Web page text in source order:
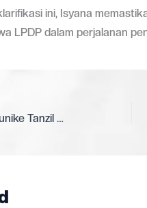
ini, Isyana
LPDP dalam perjalanan
Komposer Indonesia Eunike Tanzil Garap Aransemen Terbaru “Over The Horizon” untuk Samsung di Tahun 2026